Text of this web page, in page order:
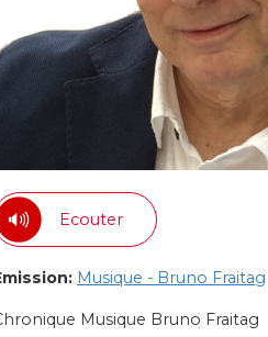
Ecouter
Musique - Bruno Fraitag
Musique Bruno Fraitag